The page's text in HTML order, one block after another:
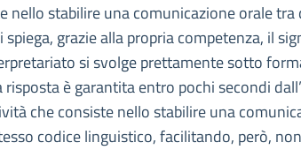
nello stabilire una comunicazione orale
spiega, grazie alla propria competenza, il
si svolge prettamente sotto
è garantita entro pochi secondi
che consiste nello stabilire una
codice linguistico, facilitando, però,